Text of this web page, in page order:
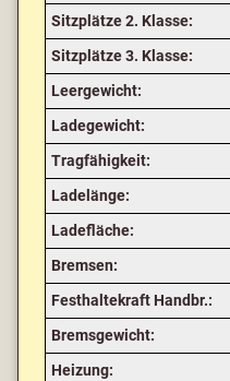
Sitzplätze 2. Klasse:
Sitzplätze 3. Klasse:
Leergewicht:
Ladegewicht:
Tragfähigkeit:
Ladelänge:
Ladefläche:
Bremsen:
Festhaltekraft Handbr.:
Bremsgewicht:
Heizung: